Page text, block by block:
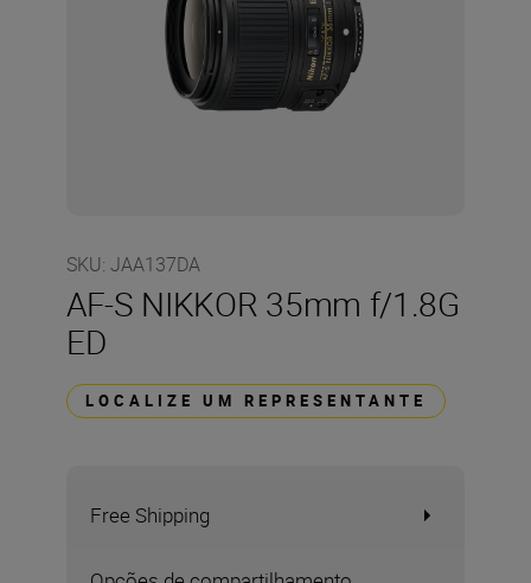
SKU: JAA137DA
AF-S NIKKOR 35mm f/1.8G
ED
LOCALIZE UM REPRESENTANTE
Free Shipping